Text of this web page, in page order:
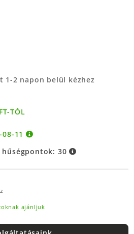
2 napon belül kézhez
TÓL
08-11
hűségpontok: 30
ajánljuk